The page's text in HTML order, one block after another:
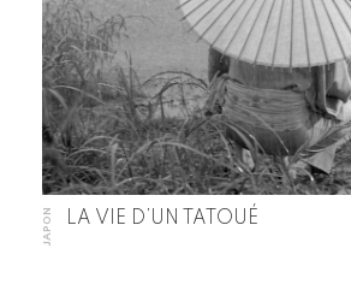
JAPON LA VIE D’UN TATOUÉ